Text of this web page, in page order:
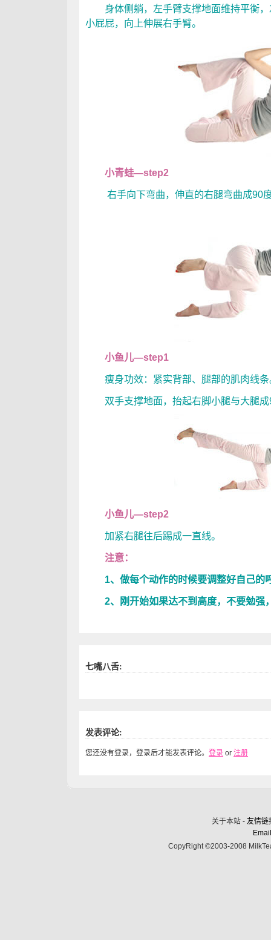
身体侧躺，左手臂支撑地面维持平衡，
小屁屁，向上伸展右手臂。
小青蛙—step2
右手向下弯曲，伸直的右腿弯曲成90度
小鱼儿—step1
瘦身功效：紧实背部、腿部的肌肉线条
双手支撑地面，抬起右脚小腿与大腿成
小鱼儿—step2
加紧右腿往后踢成一直线。
注意：
1、做每个动作的时候要调整好自己的
2、刚开始如果达不到高度，不要勉强
七嘴八舌:
发表评论:
您还没有登录，登录后才能发表评论。 登录 or 注册
关于本站 - 友情链
CopyRight ©2003-2008